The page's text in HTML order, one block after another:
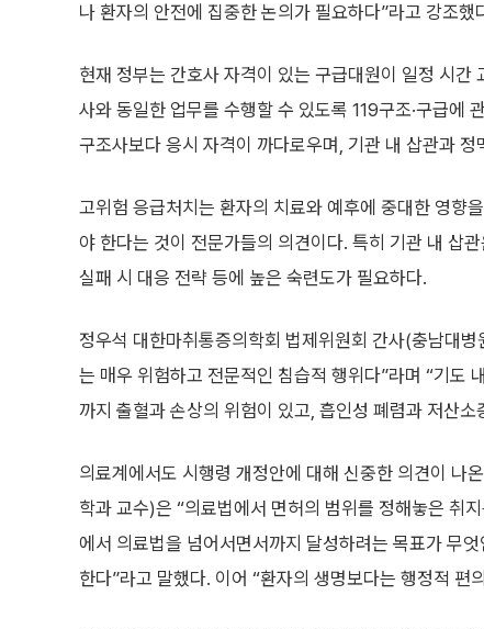
나 환자의 안전에 집중한 논의가 필요하다”라고 강조했
현재 정부는 간호사 자격이 있는 구급대원이 일정 시간
사와 동일한 업무를 수행할 수 있도록 119구조·구급에
구조사보다 응시 자격이 까다로우며, 기관 내 삽관과
고위험 응급처치는 환자의 치료와 예후에 중대한 영향
야 한다는 것이 전문가들의 의견이다. 특히 기관 내 삽
실패 시 대응 전략 등에 높은 숙련도가 필요하다.
정우석 대한마취통증의학회 법제위원회 간사(충남대
는 매우 위험하고 전문적인 침습적 행위다”라며 “기도
까지 출혈과 손상의 위험이 있고, 흡인성 폐렴과 저산소
의료계에서도 시행령 개정안에 대해 신중한 의견이 나
학과 교수)은 “의료법에서 면허의 범위를 정해놓은 취
에서 의료법을 넘어서면서까지 달성하려는 목표가 무
한다”라고 말했다. 이어 “환자의 생명보다는 행정적 편